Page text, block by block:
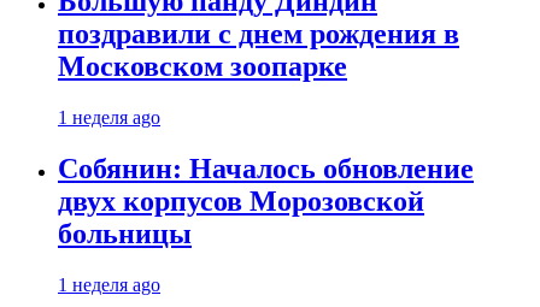
поздравили с днем рождения в
Московском зоопарке
1 неделя ago
Собянин: Началось обновление
двух корпусов Морозовской
больницы
1 неделя ago